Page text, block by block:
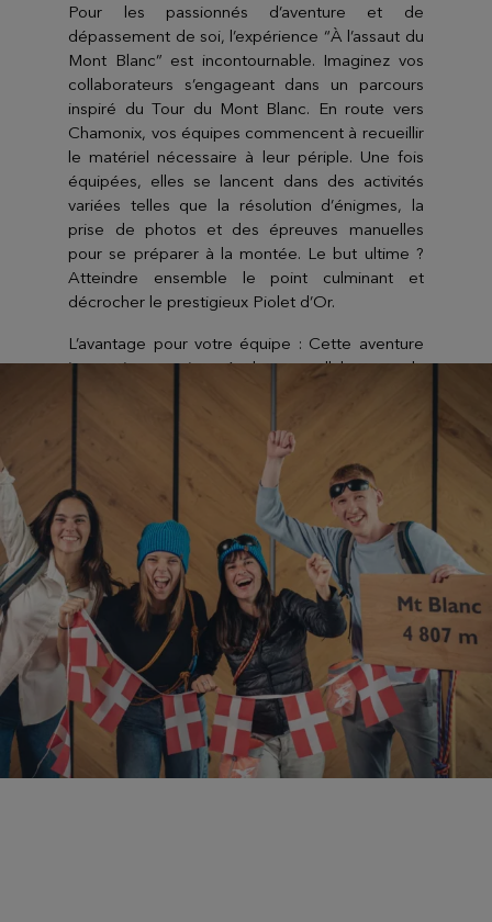
Pour les passionnés d’aventure et de
dépassement de soi, l’expérience “À l’assaut du
Mont Blanc” est incontournable. Imaginez vos
collaborateurs s’engageant dans un parcours
inspiré du Tour du Mont Blanc. En route vers
Chamonix, vos équipes commencent à recueillir
le matériel nécessaire à leur périple. Une fois
équipées, elles se lancent dans des activités
variées telles que la résolution d’énigmes, la
prise de photos et des épreuves manuelles
pour se préparer à la montée. Le but ultime ?
Atteindre ensemble le point culminant et
décrocher le prestigieux Piolet d’Or.
L’avantage pour votre équipe : Cette aventure
immersive enseigne à chaque collaborateur la
performance commune, “À l’assaut du Mont
Blanc” permet de renforcer les liens de
manière durable, tout en redonnant un
sentiment de succès collectif. Vos équipes
reviendront inspirées et soudées après avoir
relevé ce défi de taille.